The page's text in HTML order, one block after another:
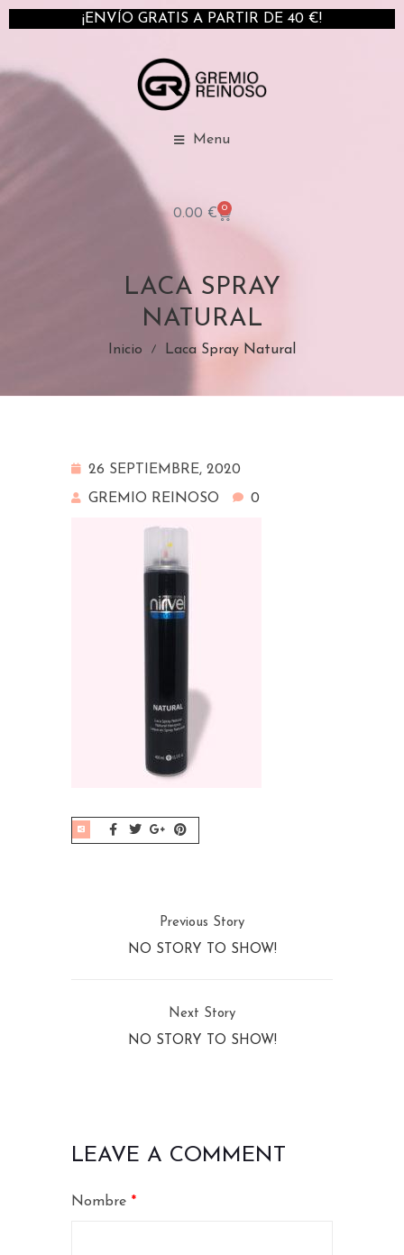
0.00 € 0
Menu
¡ENVÍO GRATIS A PARTIR DE 40 €!
LACA SPRAY
NATURAL
Inicio Laca Spray Natural
26 SEPTIEMBRE, 2020
GREMIO REINOSO
0
Previous Story
NO STORY TO SHOW!
Next Story
NO STORY TO SHOW!
LEAVE A COMMENT
Nombre *